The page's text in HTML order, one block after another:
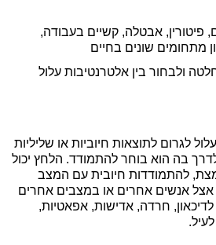
פיטורין, אבטלה, קשיים בעבודה,
מתחומים שונים בחיים
ולבחור בין אלטרנטיבות עלול
לגרום לתוצאות חיוביות או שליליות
בה הוא בוחר להתמודד. הלחץ יכול
להתמודדות חיובית עם המצב
אצל אנשים אחרים או במצבים אחרים
לדיכאון, חרדה, אדישות, אפאטיות,